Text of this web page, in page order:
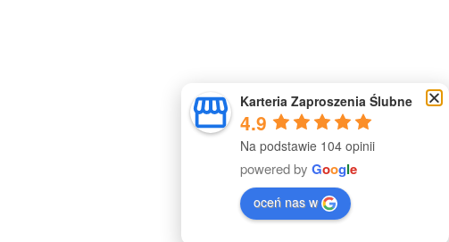
Karteria Zaproszenia Ślubne
4.9
Na podstawie 104 opinii
powered by Google
oceń nas w